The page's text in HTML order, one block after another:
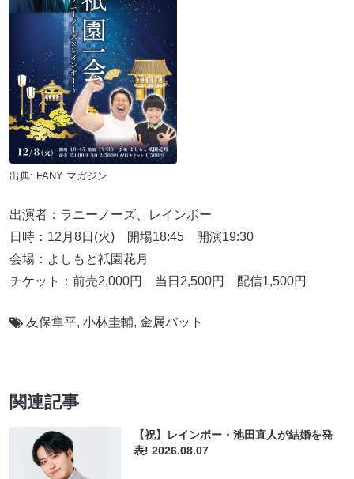
出典: FANY マガジン
出演者：ラニーノーズ、レインボー
日時：12月8日(火) 開場18:45 開演19:30
会場：よしもと祇園花月
チケット：前売2,000円 当日2,500円 配信1,500円
友保隼平, 小林圭輔, 金属バット
関連記事
【祝】レインボー・池田直人が結婚を発
表!2026.08.07